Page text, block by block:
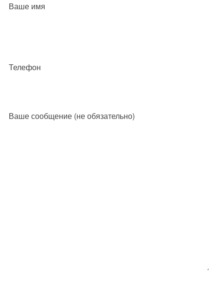
Ваше имя
Телефон
Ваше сообщение (не обязательно)